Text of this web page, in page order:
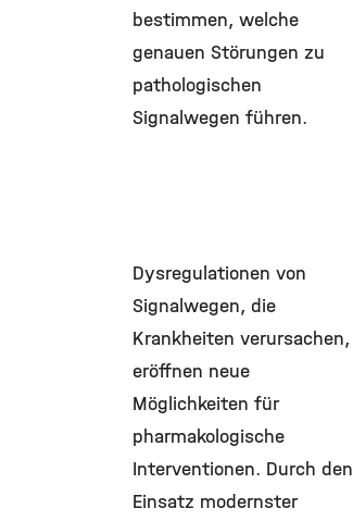
bestimmen, welche
genauen Störungen zu
pathologischen
Signalwegen führen.
Dysregulationen von
Signalwegen, die
Krankheiten verursachen,
eröffnen neue
Möglichkeiten für
pharmakologische
Interventionen. Durch den
Einsatz modernster